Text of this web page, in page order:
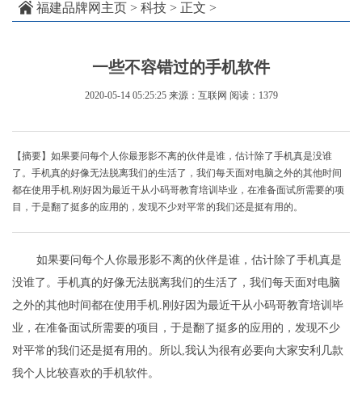
福建品牌网主页 > 科技 > 正文 >
一些不容错过的手机软件
2020-05-14 05:25:25 来源：互联网 阅读：1379
【摘要】如果要问每个人你最形影不离的伙伴是谁，估计除了手机真是没谁
了。手机真的好像无法脱离我们的生活了，我们每天面对电脑之外的其他时间
都在使用手机.刚好因为最近干从小码哥教育培训毕业，在准备面试所需要的项
目，于是翻了挺多的应用的，发现不少对平常的我们还是挺有用的。
如果要问每个人你最形影不离的伙伴是谁，估计除了手机真是
没谁了。手机真的好像无法脱离我们的生活了，我们每天面对电脑
之外的其他时间都在使用手机.刚好因为最近干从小码哥教育培训毕
业，在准备面试所需要的项目，于是翻了挺多的应用的，发现不少
对平常的我们还是挺有用的。所以,我认为很有必要向大家安利几款
我个人比较喜欢的手机软件。